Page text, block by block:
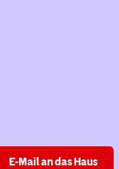
E-Mail an das Haus